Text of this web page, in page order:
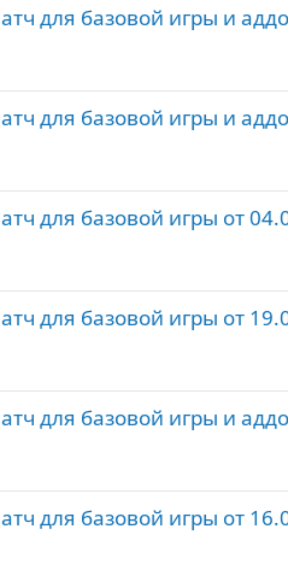
для базовой игры и
для базовой игры и
для базовой игры от
для базовой игры от
для базовой игры и
для базовой игры от